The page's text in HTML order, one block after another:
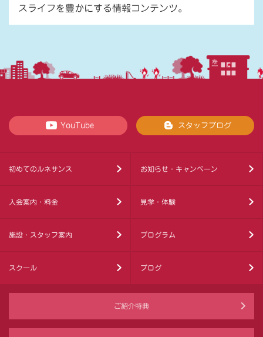
スライフを豊かにする情報コンテンツ。
YouTube スタッフブログ
初めてのルネサンス お知らせ・キャンペーン
入会案内・料金 見学・体験
施設・スタッフ案内 プログラム
スクール ブログ
ご紹介特典